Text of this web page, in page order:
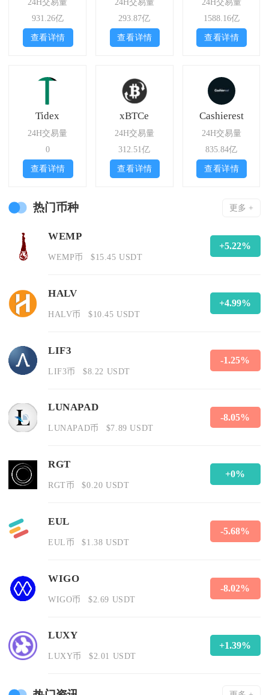
24H交易量
931.26亿
查看详情
24H交易量
293.87亿
查看详情
24H交易量
1588.16亿
查看详情
Tidex
24H交易量
0
查看详情
xBTCe
24H交易量
312.51亿
查看详情
Cashierest
24H交易量
835.84亿
查看详情
热门币种 更多 +
WEMP
WEMP币 $15.45 USDT
+5.22%
HALV
HALV币 $10.45 USDT
+4.99%
LIF3
LIF3币 $8.22 USDT
-1.25%
LUNAPAD
LUNAPAD币 $7.89 USDT
-8.05%
RGT
RGT币 $0.20 USDT
+0%
EUL
EUL币 $1.38 USDT
-5.68%
WIGO
WIGO币 $2.69 USDT
-8.02%
LUXY
LUXY币 $2.01 USDT
+1.39%